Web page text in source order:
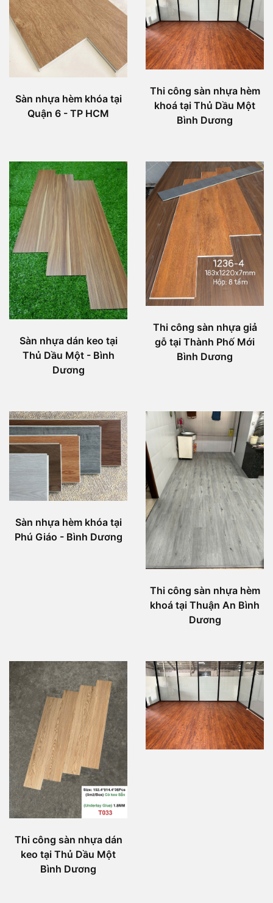
Sàn nhựa hèm khóa tại
Quận 6 - TP HCM
Thi công sàn nhựa hèm
khoá tại Thủ Dầu Một
Bình Dương
Sàn nhựa dán keo tại
Thủ Dầu Một - Bình
Dương
Thi công sàn nhựa giả
gỗ tại Thành Phố Mới
Bình Dương
Sàn nhựa hèm khóa tại
Phú Giáo - Bình Dương
Thi công sàn nhựa hèm
khoá tại Thuận An Bình
Dương
Thi công sàn nhựa dán
keo tại Thủ Dầu Một
Bình Dương